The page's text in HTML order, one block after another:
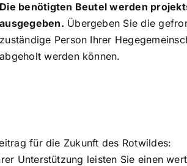
Die benötigten Beutel werden
ausgegeben. Übergeben Sie die
zuständige Person Ihrer
abgeholt werden können.
für die Zukunft des Rotwildes:
Unterstützung leisten Sie einen